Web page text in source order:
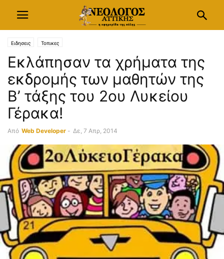
Ειδησεις Τοπικες
Εκλάπησαν τα χρήματα της
εκδρομής των μαθητών της
Β’ τάξης του 2ου Λυκείου
Γέρακα!
Από Web Developer - Δε, 7 Απρ, 2014